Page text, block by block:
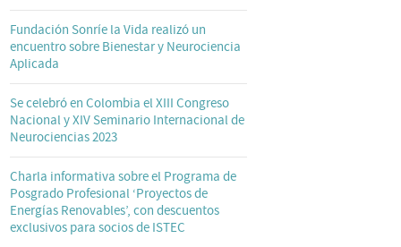
Fundación Sonríe la Vida realizó un
encuentro sobre Bienestar y Neurociencia
Aplicada
Se celebró en Colombia el XIII Congreso
Nacional y XIV Seminario Internacional de
Neurociencias 2023
Charla informativa sobre el Programa de
Posgrado Profesional ‘Proyectos de
Energías Renovables’, con descuentos
exclusivos para socios de ISTEC